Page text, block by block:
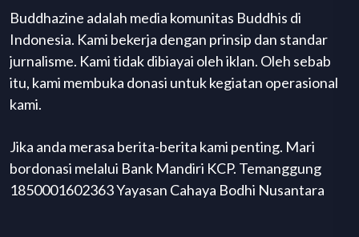
Buddhazine adalah media komunitas Buddhis di
Indonesia. Kami bekerja dengan prinsip dan standar
jurnalisme. Kami tidak dibiayai oleh iklan. Oleh sebab
itu, kami membuka donasi untuk kegiatan operasional
kami.
Jika anda merasa berita-berita kami penting. Mari
bordonasi melalui Bank Mandiri KCP. Temanggung
1850001602363 Yayasan Cahaya Bodhi Nusantara